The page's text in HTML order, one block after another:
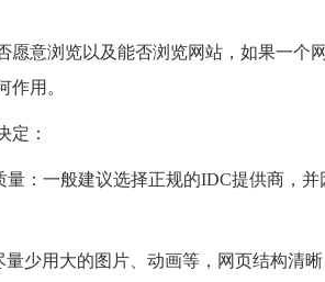
愿意浏览以及能否浏览网站，如果一个
作用。
定：
：一般建议选择正规的IDC提供商，
少用大的图片、动画等，网页结构清